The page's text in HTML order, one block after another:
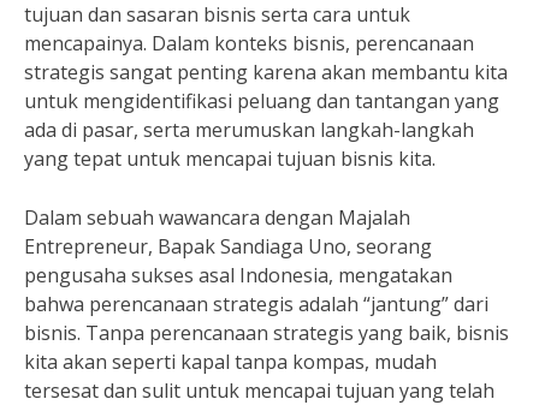
tujuan dan sasaran bisnis serta cara untuk
mencapainya. Dalam konteks bisnis, perencanaan
strategis sangat penting karena akan membantu kita
untuk mengidentifikasi peluang dan tantangan yang
ada di pasar, serta merumuskan langkah-langkah
yang tepat untuk mencapai tujuan bisnis kita.
Dalam sebuah wawancara dengan Majalah
Entrepreneur, Bapak Sandiaga Uno, seorang
pengusaha sukses asal Indonesia, mengatakan
bahwa perencanaan strategis adalah “jantung” dari
bisnis. Tanpa perencanaan strategis yang baik, bisnis
kita akan seperti kapal tanpa kompas, mudah
tersesat dan sulit untuk mencapai tujuan yang telah